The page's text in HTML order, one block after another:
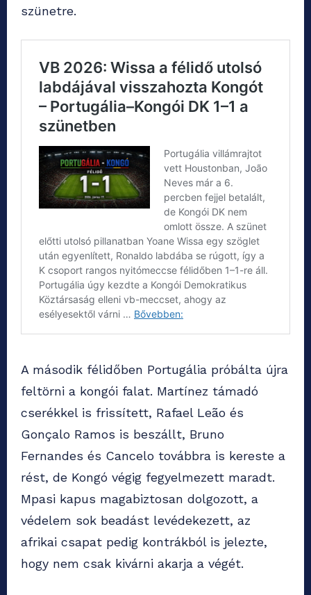
szünetre.
A második félidőben Portugália próbálta újra
feltörni a kongói falat. Martínez támadó
cserékkel is frissített, Rafael Leão és
Gonçalo Ramos is beszállt, Bruno
Fernandes és Cancelo továbbra is kereste a
rést, de Kongó végig fegyelmezett maradt.
Mpasi kapus magabiztosan dolgozott, a
védelem sok beadást levédekezett, az
afrikai csapat pedig kontrákból is jelezte,
hogy nem csak kivárni akarja a végét.